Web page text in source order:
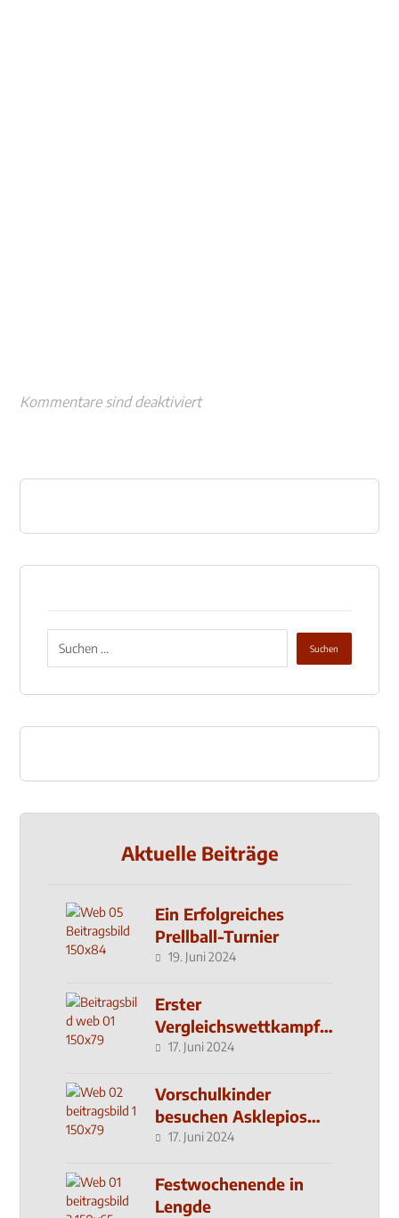
Kommentare sind deaktiviert
Aktuelle Beiträge
Ein Erfolgreiches
Prellball-Turnier
19. Juni 2024
Erster
Vergleichswettkampf
seit 2019
17. Juni 2024
Vorschulkinder
besuchen Asklepios
Klinik
17. Juni 2024
Festwochenende in
Lengde